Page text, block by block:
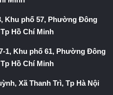
Khu phố 57, Phường Đông
Hồ Chí Minh
1, Khu phố 61, Phường Đông
Hồ Chí Minh
Xã Thanh Trì, Tp Hà Nội